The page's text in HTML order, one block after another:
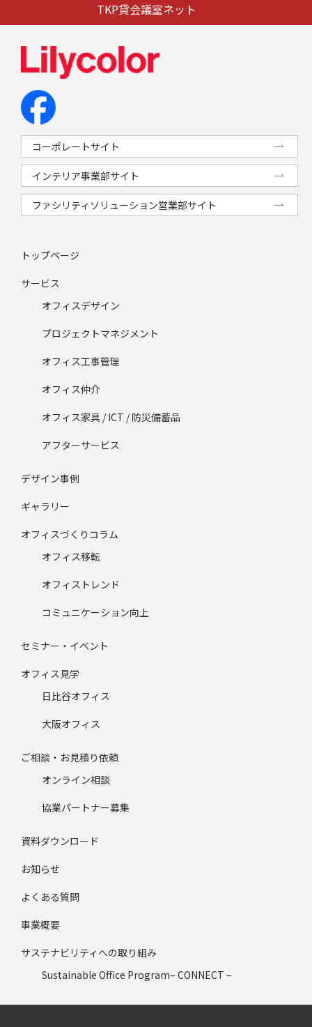
TKP貸会議室ネット
コーポレートサイト
インテリア事業部サイト
ファシリティソリューション営業部サイト
トップページ
サービス
オフィスデザイン
プロジェクトマネジメント
オフィス工事管理
オフィス仲介
オフィス家具 / ICT / 防災備蓄品
アフターサービス
デザイン事例
ギャラリー
オフィスづくりコラム
オフィス移転
オフィストレンド
コミュニケーション向上
セミナー・イベント
オフィス見学
日比谷オフィス
大阪オフィス
ご相談・お見積り依頼
オンライン相談
協業パートナー募集
資料ダウンロード
お知らせ
よくある質問
事業概要
サステナビリティへの取り組み
Sustainable Office Program– CONNECT –